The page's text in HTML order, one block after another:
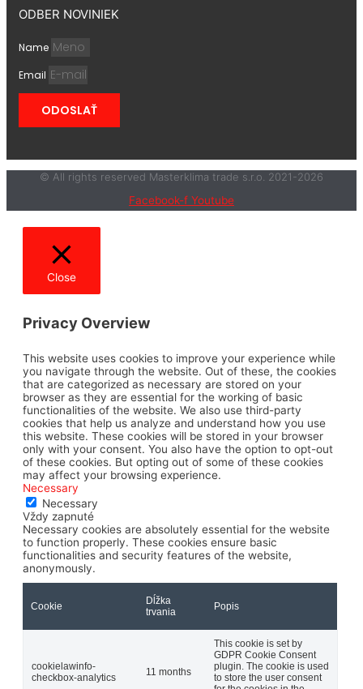
ODBER NOVINIEK
Name
Email
ODOSLAŤ
© All rights reserved Masterklima trade s.r.o. 2021-2026
Facebook-f Youtube
Close
Privacy Overview
This website uses cookies to improve your experience while
you navigate through the website. Out of these, the cookies
that are categorized as necessary are stored on your
browser as they are essential for the working of basic
functionalities of the website. We also use third-party
cookies that help us analyze and understand how you use
this website. These cookies will be stored in your browser
only with your consent. You also have the option to opt-out
of these cookies. But opting out of some of these cookies
may affect your browsing experience.
Necessary
Necessary
Vždy zapnuté
Necessary cookies are absolutely essential for the website
to function properly. These cookies ensure basic
functionalities and security features of the website,
anonymously.
Cookie
Dĺžka
trvania
Popis
cookielawinfo-
checkbox-analytics
11 months
This cookie is set by
GDPR Cookie Consent
plugin. The cookie is used
to store the user consent